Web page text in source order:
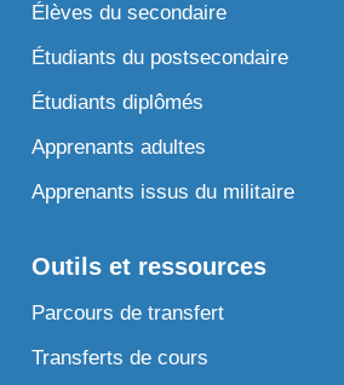
Élèves du secondaire
Étudiants du postsecondaire
Étudiants diplômés
Apprenants adultes
Apprenants issus du militaire
Outils et ressources
Parcours de transfert
Transferts de cours